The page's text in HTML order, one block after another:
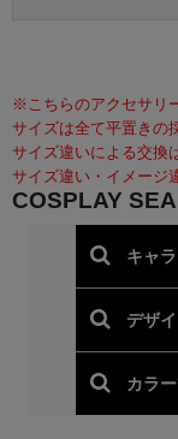
※こちらのアクセサリ
サイズは全て平置きの
サイズ違いによる交換
サイズ違い・イメージ